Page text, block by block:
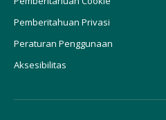
Pemberitahuan Privasi
Peraturan Penggunaan
Aksesibilitas